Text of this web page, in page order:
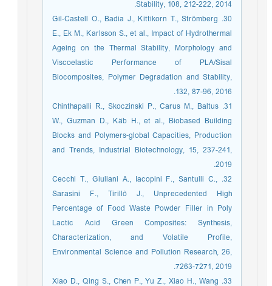
Stability, 108, 212-222, 2014.
30. Gil-Castell O., Badia J., Kittikorn T., Strömberg
E., Ek M., Karlsson S., et al., Impact of Hydrothermal
Ageing on the Thermal Stability, Morphology and
Viscoelastic Performance of PLA/Sisal
Biocomposites, Polymer Degradation and Stability,
132, 87-96, 2016.
31. Chinthapalli R., Skoczinski P., Carus M., Baltus
W., Guzman D., Käb H., et al., Biobased Building
Blocks and Polymers-global Capacities, Production
and Trends, Industrial Biotechnology, 15, 237-241,
2019.
32. Cecchi T., Giuliani A., Iacopini F., Santulli C.,
Sarasini F., Tirillò J., Unprecedented High
Percentage of Food Waste Powder Filler in Poly
Lactic Acid Green Composites: Synthesis,
Characterization, and Volatile Profile,
Environmental Science and Pollution Research, 26,
7263-7271, 2019.
33. Xiao D., Qing S., Chen P., Yu Z., Xiao H., Wang